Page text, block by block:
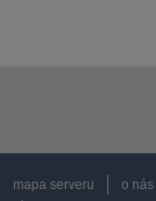
mapa serveru o nás